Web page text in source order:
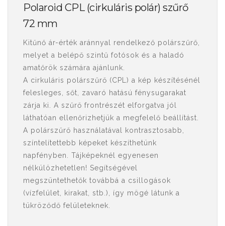
Polaroid CPL (cirkuláris polár) szűrő
72 mm
Kitűnő ár-érték aránnyal rendelkező polárszűrő,
melyet a belépő szintű fotósok és a haladó
amatőrök számára ajánlunk.
A cirkuláris polárszűrő (CPL) a kép készítésénél
felesleges, sőt, zavaró hatású fénysugarakat
zárja ki. A szűrő frontrészét elforgatva jól
láthatóan ellenőrizhetjük a megfelelő beállítást.
A polárszűrő használatával kontrasztosabb,
színtelítettebb képeket készíthetünk
napfényben. Tájképeknél egyenesen
nélkülözhetetlen! Segítségével
megszüntethetők továbbá a csillogások
(vízfelület, kirakat, stb.), így mögé látunk a
tükröződő felületeknek.